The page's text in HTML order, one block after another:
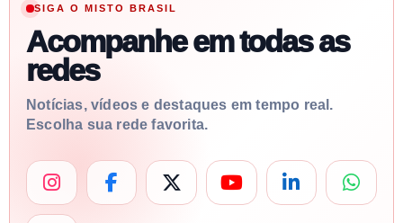
SIGA O MISTO BRASIL
Acompanhe em todas as
redes
Notícias, vídeos e destaques em tempo real.
Escolha sua rede favorita.